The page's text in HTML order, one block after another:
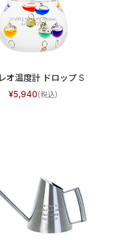
オ温度計 ドロップ S
5,940